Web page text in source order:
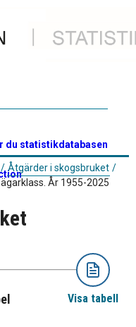
du statistikdatabasen
/ Åtgärder i skogsbruket /
År 1955-2025
Visa tabell